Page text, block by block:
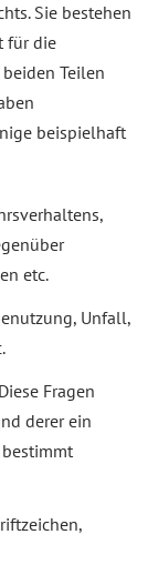
Sie bestehen
für die
Teilen
beispielhaft
etc.
Unfall,
Fragen
derer ein